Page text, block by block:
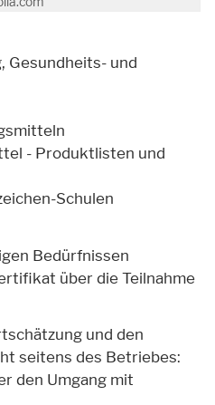
Gesundheits- und
- Produktlisten und
Schulen
Bedürfnissen
über die Teilnahme
und den
seitens des Betriebes:
den Umgang mit